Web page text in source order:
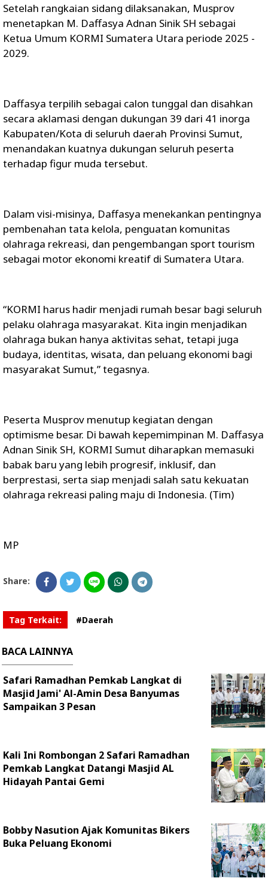
Setelah rangkaian sidang dilaksanakan, Musprov
menetapkan M. Daffasya Adnan Sinik SH sebagai
Ketua Umum KORMI Sumatera Utara periode 2025 -
2029.
Daffasya terpilih sebagai calon tunggal dan disahkan
secara aklamasi dengan dukungan 39 dari 41 inorga
Kabupaten/Kota di seluruh daerah Provinsi Sumut,
menandakan kuatnya dukungan seluruh peserta
terhadap figur muda tersebut.
Dalam visi-misinya, Daffasya menekankan pentingnya
pembenahan tata kelola, penguatan komunitas
olahraga rekreasi, dan pengembangan sport tourism
sebagai motor ekonomi kreatif di Sumatera Utara.
“KORMI harus hadir menjadi rumah besar bagi seluruh
pelaku olahraga masyarakat. Kita ingin menjadikan
olahraga bukan hanya aktivitas sehat, tetapi juga
budaya, identitas, wisata, dan peluang ekonomi bagi
masyarakat Sumut,” tegasnya.
Peserta Musprov menutup kegiatan dengan
optimisme besar. Di bawah kepemimpinan M. Daffasya
Adnan Sinik SH, KORMI Sumut diharapkan memasuki
babak baru yang lebih progresif, inklusif, dan
berprestasi, serta siap menjadi salah satu kekuatan
olahraga rekreasi paling maju di Indonesia. (Tim)
MP
Share:
Tag Terkait: #Daerah
BACA LAINNYA
Safari Ramadhan Pemkab Langkat di
Masjid Jami' Al-Amin Desa Banyumas
Sampaikan 3 Pesan
Kali Ini Rombongan 2 Safari Ramadhan
Pemkab Langkat Datangi Masjid AL
Hidayah Pantai Gemi
Bobby Nasution Ajak Komunitas Bikers
Buka Peluang Ekonomi